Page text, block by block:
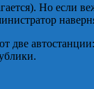
Но